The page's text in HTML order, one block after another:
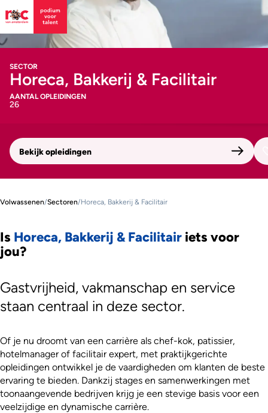
SECTOR
Horeca, Bakkerij & Facilitair
AANTAL OPLEIDINGEN
26
Bekijk opleidingen
Volwassenen/Sectoren/Horeca, Bakkerij & Facilitair
Is Horeca, Bakkerij & Facilitair iets voor
jou?
Gastvrijheid, vakmanschap en service
staan centraal in deze sector.
Of je nu droomt van een carrière als chef-kok, patissier,
hotelmanager of facilitair expert, met praktijkgerichte
opleidingen ontwikkel je de vaardigheden om klanten de beste
ervaring te bieden. Dankzij stages en samenwerkingen met
toonaangevende bedrijven krijg je een stevige basis voor een
veelzijdige en dynamische carrière.